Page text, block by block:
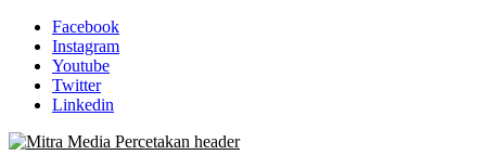
Facebook
Instagram
Youtube
Twitter
Linkedin